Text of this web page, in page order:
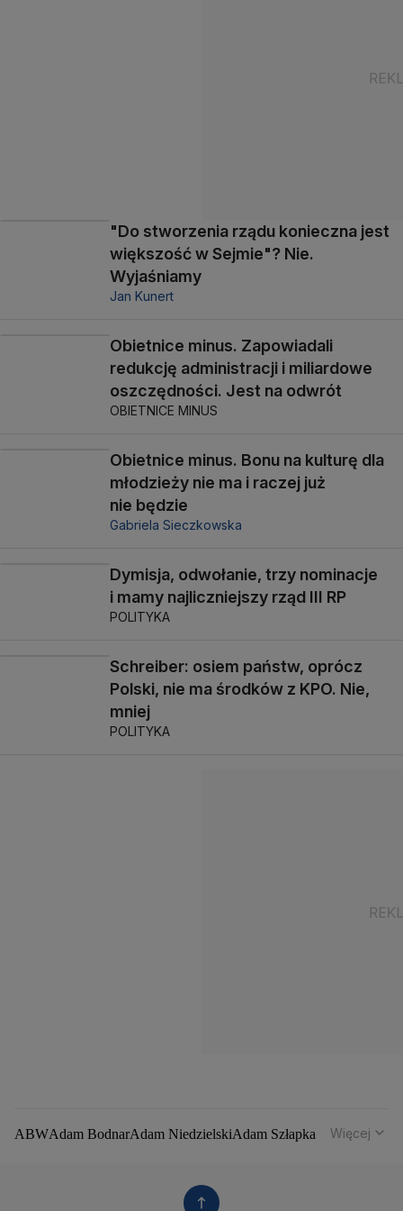
"Do stworzenia rządu konieczna jest
większość w Sejmie"? Nie.
Wyjaśniamy
Jan Kunert
Obietnice minus. Zapowiadali
redukcję administracji i miliardowe
oszczędności. Jest na odwrót
OBIETNICE MINUS
Obietnice minus. Bonu na kulturę dla
młodzieży nie ma i raczej już
nie będzie
Gabriela Sieczkowska
Dymisja, odwołanie, trzy nominacje
i mamy najliczniejszy rząd III RP
POLITYKA
Schreiber: osiem państw, oprócz
Polski, nie ma środków z KPO. Nie,
mniej
POLITYKA
ABWAdam BodnarAdam NiedzielskiAdam Szłapka
Aleksander Kwaśniewski
Więcej